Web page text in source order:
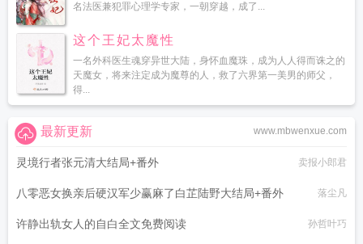
名法医兼犯罪心理学专家，一朝穿越，成了...
这个王妃太魔性
一名外科医生魂穿异世大陆，身怀血魔珠，成为人人得而诛之的
天魔女，将来注定成为魔尊的人，救了六界第一美男的师父，
得...
www.mbwenxue.com
最新更新
灵境行者张元清大结局+番外 卖报小郎君
八零恶女换亲后硬汉军少赢麻了白芷陆野大结局+番外 落尘凡
许静出轨女人的自白全文免费阅读 孙哲叶巧